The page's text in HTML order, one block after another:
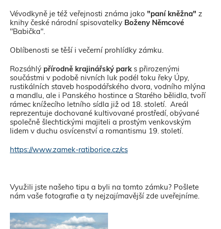
Sha Sha Sha Sen Prin
Vévodkyně je též veřejnosti známa jako "paní kněžna" z
knihy české národní spisovatelky Boženy Němcové
"Babička".
Oblíbenosti se těší i večerní prohlídky zámku.
Rozsáhlý přírodně krajinářský parks přirozenými
součástmi v podobě nivních luk podél toku řeky Úpy,
rustikálních staveb hospodářského dvora, vodního mlýna
a mandlu, ale i Panského hostince a Starého bělidla, tvoří
rámec knížecího letního sídla již od 18. století. Areál
reprezentuje dochované kultivované prostředí, obývané
společně šlechtickými majiteli a prostým venkovským
lidem v duchu osvícenství a romantismu 19. století.
https://www.zamek-ratiborice.cz/cs
Využili jste našeho tipu a byli na tomto zámku? Pošlete
nám vaše fotografie a ty nejzajímavější zde uveřejníme.